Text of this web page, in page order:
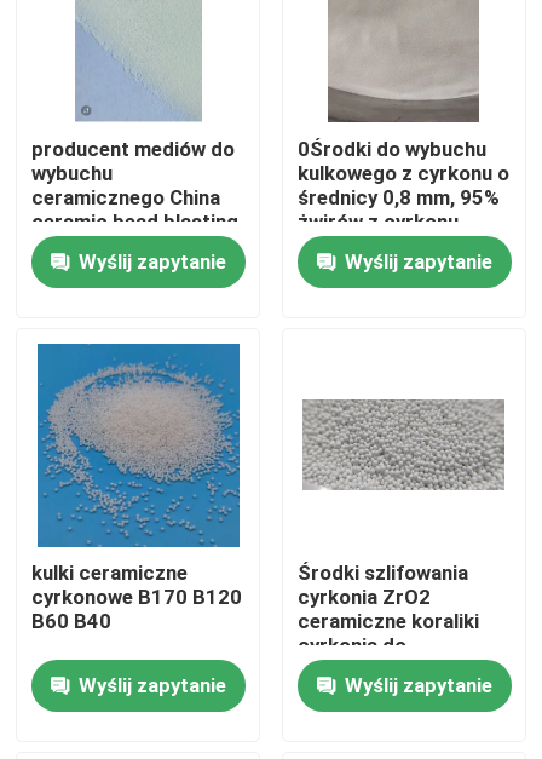
O nas
Wycieczka po fabryce
Kontrola jakości
Skontaktuj się z nami
Poprosić o wycenę
Ceramiczne środki do piaskowania
Ceramiczne kulki do piaskowania
producent mediów do
wybuchu
ceramicznego China
ceramic bead blasting
factory
Wyślij zapytanie
0Środki do wybuchu
kulkowego z cyrkonu o
średnicy 0,8 mm, 95%
żwirów z cyrkonu,
szlifowanie 3,0 mm
Wyślij zapytanie
kulki ceramiczne
cyrkonowe B170 B120
B60 B40
Wyślij zapytanie
Środki szlifowania
cyrkonia ZrO2
ceramiczne koraliki
cyrkonia do
piaszczeniowania
dostawcaWyślij zapytanie